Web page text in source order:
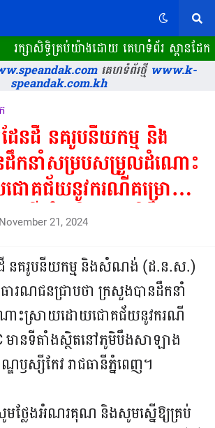
រក្សាសិទ្ធិគ្រប់យ៉ាងដោយ គេហទំព័រ ស្ពានដែ
គេហទំព័រថ្មីwww.k-
speandak.com.kh
ែនដី នគរូបនីយកម្ម និង
កនាំសម្របសម្រួលដំណោះ
ោគជ័យនូវករណីគម្រោង
ានទីតាំងស្ថិតនៅភូមិបឹង
ត់ឫស្សីកែវ ខណ្ឌឫស្សីកែវ
ញ...
November 21, 2024
នគរូបនីយកម្ម និងសំណង់ (ដ.ន.ស.)
ារណជន​ជ្រាបថា​ ក្រសួងបានដឹកនាំ
ះស្រាយដោយជោគជ័យនូវករណី
មានទីតាំងស្ថិតនៅភូមិបឹងសាឡាង
ឌឫស្សីកែវ រាជធានីភ្នំពេញ។
ថ្លែងអំណរគុណ​ និងសូមស្នេីឱ្យគ្រប់